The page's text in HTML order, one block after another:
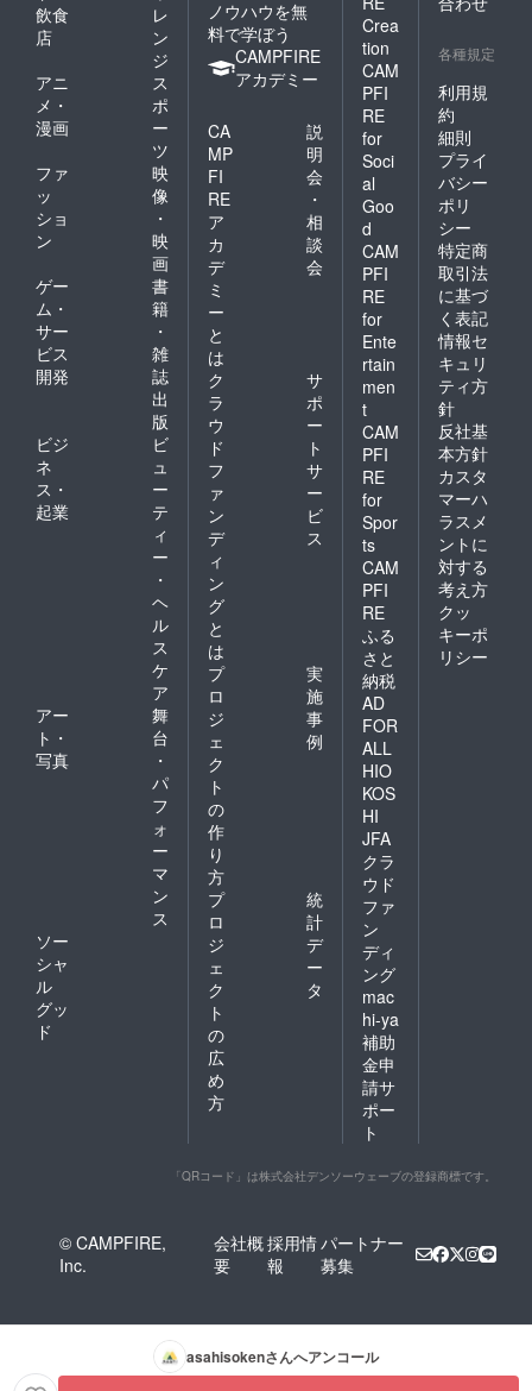
飲食
店
レ
ン
ジ
アニ
メ・
漫画
ス
ポ
ー
ツ
ファ
ッ
ショ
ン
映
像
・
映
画
ゲー
ム・
サー
ビス
開発
書
籍
・
雑
誌
出
版
ビジ
ネ
ス・
起業
ビ
ュ
ー
テ
ィ
ー
・
ヘ
ル
ス
ケ
ア
アー
ト・
写真
舞
台
・
パ
フ
ォ
ー
マ
ン
ス
ソー
シャ
ル
グッ
ド
ノウハウを無
料で学ぼう
CAMPFIRE
アカデミー
CA
MP
FI
RE
ア
カ
デ
ミ
ー
と
は
説
明
会
・
相
談
会
ク
ラ
ウ
ド
フ
ァ
ン
デ
ィ
ン
グ
と
は
サ
ポ
ー
ト
サ
ー
ビ
ス
プ
ロ
ジ
ェ
ク
ト
の
作
り
方
実
施
事
例
プ
ロ
ジ
ェ
ク
ト
の
広
め
方
統
計
デ
ー
タ
Crea
tion
CAM
PFI
RE
for
Soci
al
Goo
d
CAM
PFI
RE
for
Ente
rtain
men
t
CAM
PFI
RE
for
Spor
ts
CAM
PFI
RE
ふる
さと
納税
AD
FOR
ALL
HIO
KOS
HI
JFA
クラ
ウド
ファ
ン
ディ
ング
mac
hi-ya
補助
金申
請サ
ポー
ト
各種規定
利用規
約
細則
プライ
バシー
ポリ
シー
特定商
取引法
に基づ
く表記
情報セ
キュリ
ティ方
針
反社基
本方針
カスタ
マーハ
ラスメ
ントに
対する
考え方
クッ
キーポ
リシー
「QRコード」は株式会社デンソーウェーブの登録商標です。
© CAMPFIRE,
Inc.
会社概
要
採用情
報
パートナー
募集
asahisokenさんへアンコール